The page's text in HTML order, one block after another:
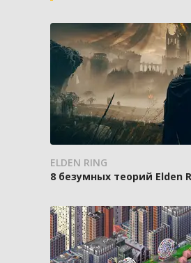
ELDEN RING
8 безумных теорий Elden